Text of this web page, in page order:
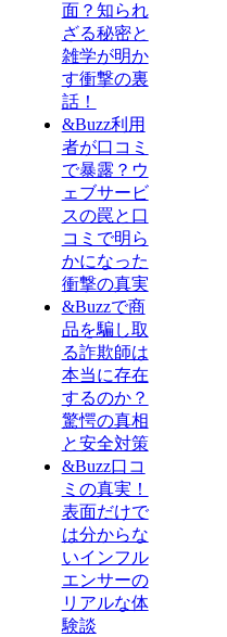
面？知られ
ざる秘密と
雑学が明か
す衝撃の裏
話！
&Buzz利用
者が口コミ
で暴露？ウ
ェブサービ
スの罠と口
コミで明ら
かになった
衝撃の真実
&Buzzで商
品を騙し取
る詐欺師は
本当に存在
するのか？
驚愕の真相
と安全対策
&Buzz口コ
ミの真実！
表面だけで
は分からな
いインフル
エンサーの
リアルな体
験談